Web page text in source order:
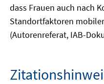
dass Frauen auch nach
Standortfaktoren
(Autorenreferat, IAB-